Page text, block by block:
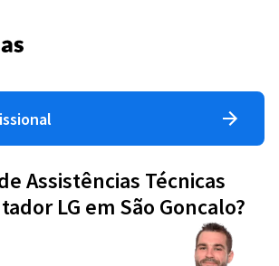
Assistências Técnicas
LG em São Goncalo?